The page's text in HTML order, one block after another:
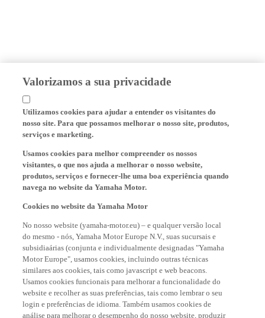
Valorizamos a sua privacidade
Utilizamos cookies para ajudar a entender os visitantes do
nosso site. Para que possamos melhorar o nosso site, produtos,
serviços e marketing.
Usamos cookies para melhor compreender os nossos
visitantes, o que nos ajuda a melhorar o nosso website,
produtos, serviços e fornecer-lhe uma boa experiência quando
navega no website da Yamaha Motor.
Cookies no website da Yamaha Motor
No nosso website (yamaha-motor.eu) – e qualquer versão local
do mesmo - nós, Yamaha Motor Europe N.V., suas sucursais e
subsidiaárias (conjunta e individualmente designadas "Yamaha
Motor Europe", usamos cookies, incluindo outras técnicas
similares aos cookies, tais como javascript e web beacons.
Usamos cookies funcionais para melhorar a funcionalidade do
website e recolher as suas preferências, tais como lembrar o seu
login e preferências de idioma. Também usamos cookies de
análise para melhorar o desempenho do nosso website, produzir